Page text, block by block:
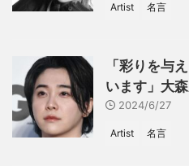
Artist 名言
「彩りを与
います」大
2024/6/27
Artist 名言